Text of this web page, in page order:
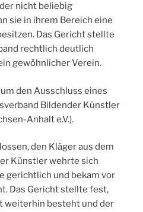
nicht beliebig
sie in ihrem Bereich eine
Das Gericht stellte
rechtlich deutlich
gewöhnlicher Verein.
den Ausschluss eines
Bildender Künstler
Anhalt e.V.).
den Kläger aus dem
Künstler wehrte sich
gerichtlich und bekam vor
Das Gericht stellte fest,
weiterhin besteht und der